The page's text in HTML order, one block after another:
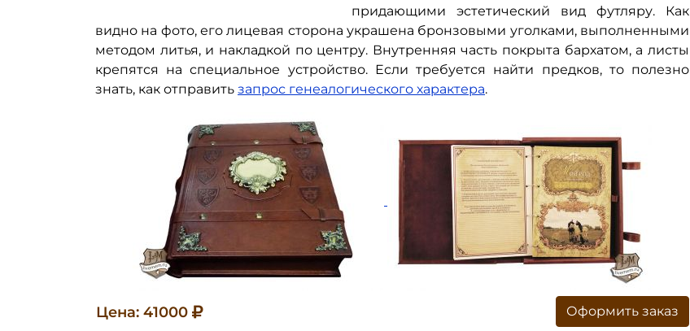
придающими эстетический вид футляру. Как
видно на фото, его лицевая сторона украшена бронзовыми уголками, выполненными
методом литья, и накладкой по центру. Внутренняя часть покрыта бархатом, а листы
крепятся на специальное устройство. Если требуется найти предков, то полезно
знать, как отправить запрос генеалогического характера.
Цена: 41000 Оформить заказ